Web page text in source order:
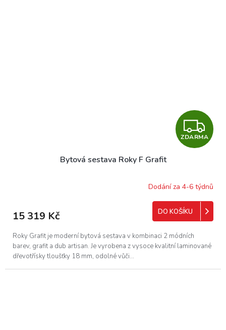
Z
D
R
M
ZDARMA
Bytová sestava Roky F Grafit
Dodání za 4-6 týdnů
15 319 Kč DO KOŠÍKU
Roky Grafit je moderní bytová sestava v kombinaci 2 módních
barev, grafit a dub artisan. Je vyrobena z vysoce kvalitní laminované
dřevotřísky tloušťky 18 mm, odolné vůči...